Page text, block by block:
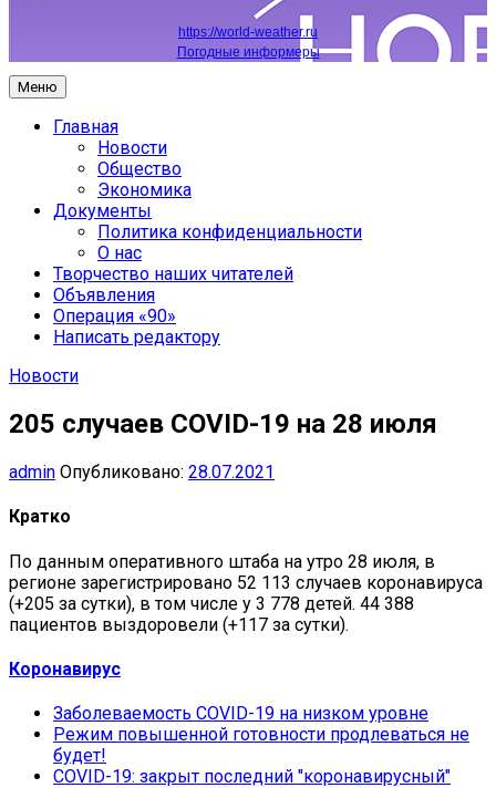
https://world-weather.ru
Погодные информеры
Меню
Главная
Новости
Общество
Экономика
Документы
Политика конфиденциальности
О нас
Творчество наших читателей
Объявления
Операция «90»
Написать редактору
Новости
205 случаев COVID-19 на 28 июля
admin Опубликовано: 28.07.2021
Кратко
По данным оперативного штаба на утро 28 июля, в
регионе зарегистрировано 52 113 случаев коронавируса
(+205 за сутки), в том числе у 3 778 детей. 44 388
пациентов выздоровели (+117 за сутки).
Коронавирус
Заболеваемость COVID-19 на низком уровне
Режим повышенной готовности продлеваться не
будет!
COVID-19: закрыт последний "коронавирусный"